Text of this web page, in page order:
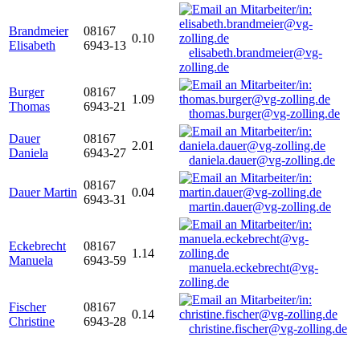
Brandmeier
Elisabeth
08167
6943-13
0.10
elisabeth.brandmeier@vg-
zolling.de
Burger
Thomas
08167
6943-21
1.09
thomas.burger@vg-zolling.de
Dauer
Daniela
08167
6943-27
2.01
daniela.dauer@vg-zolling.de
Dauer Martin
08167
6943-31
0.04
martin.dauer@vg-zolling.de
Eckebrecht
Manuela
08167
6943-59
1.14
manuela.eckebrecht@vg-
zolling.de
Fischer
Christine
08167
6943-28
0.14
christine.fischer@vg-zolling.de